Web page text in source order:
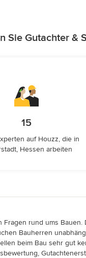
Sie Gutachter &
15
auf Houzz, die in
Hessen arbeiten
rund ums
Bauherren
beim Bau sehr gut